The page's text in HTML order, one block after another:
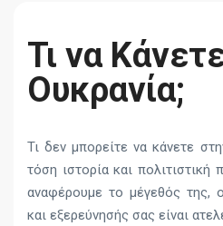
Τι να
Ουκρανία;
Τι δεν μπορείτε να κάνετε
τόση ιστορία και πολιτιστική
αναφέρουμε το μέγεθός της,
και εξερεύνησής σας είναι